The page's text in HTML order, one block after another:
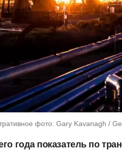
фото: Gary Kavanagh /
года показатель по